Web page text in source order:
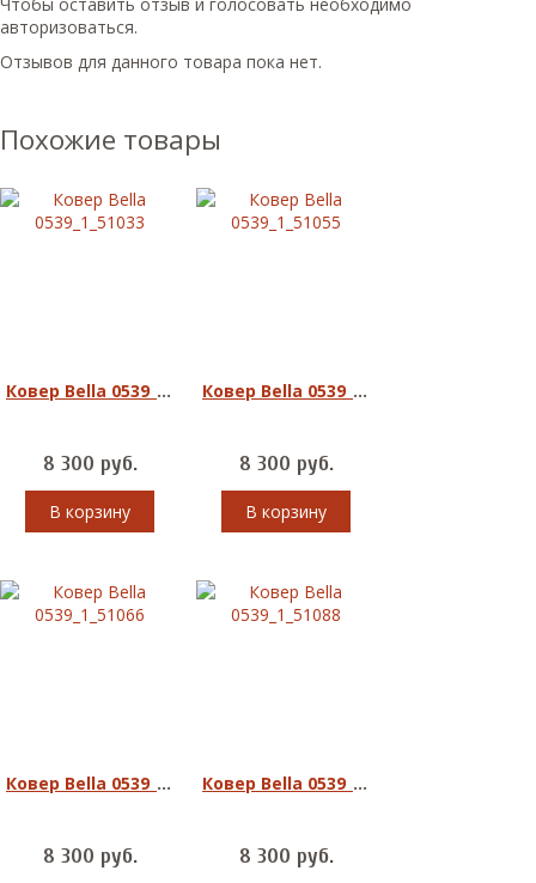
авторизоваться.
Отзывов для данного товара пока нет.
Похожие товары
Ковер Bella 0539_1_51033
8 300 руб.
В корзину
Ковер Bella 0539_1_51055
8 300 руб.
В корзину
Ковер Bella 0539_1_51066
8 300 руб.
Ковер Bella 0539_1_51088
8 300 руб.